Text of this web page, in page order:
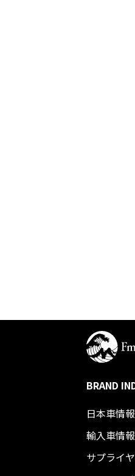
BRAND
日本車情報​
輸入車情報
サプライ